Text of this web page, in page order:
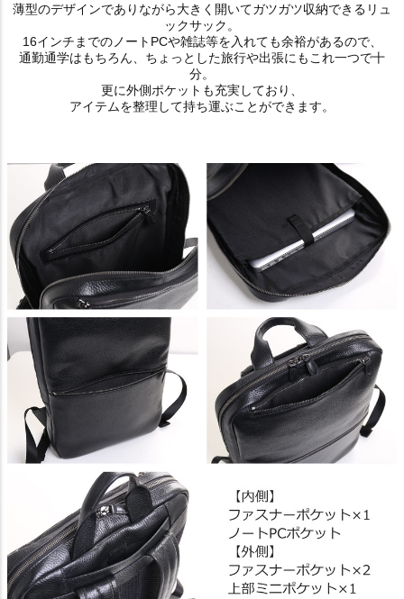
薄型のデザインでありながら大きく開いてガツガツ収納できるリュ
ックサック。
16インチまでのノートPCや雑誌等を入れても余裕があるので、
通勤通学はもちろん、ちょっとした旅行や出張にもこれ一つで十
分。
更に外側ポケットも充実しており、
アイテムを整理して持ち運ぶことができます。